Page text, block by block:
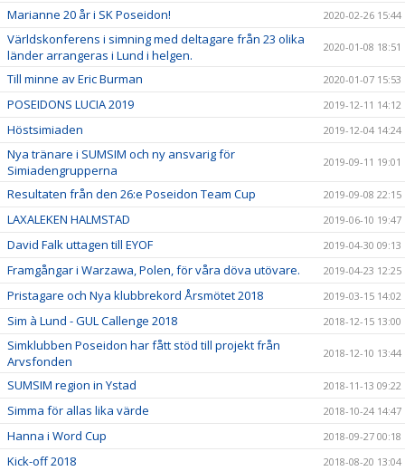
Marianne 20 år i SK Poseidon! 2020-02-26 15:44
Världskonferens i simning med deltagare från 23 olika
länder arrangeras i Lund i helgen.
2020-01-08 18:51
Till minne av Eric Burman 2020-01-07 15:53
POSEIDONS LUCIA 2019 2019-12-11 14:12
Höstsimiaden 2019-12-04 14:24
Nya tränare i SUMSIM och ny ansvarig för
Simiadengrupperna
2019-09-11 19:01
Resultaten från den 26:e Poseidon Team Cup 2019-09-08 22:15
LAXALEKEN HALMSTAD 2019-06-10 19:47
David Falk uttagen till EYOF 2019-04-30 09:13
Framgångar i Warzawa, Polen, för våra döva utövare. 2019-04-23 12:25
Pristagare och Nya klubbrekord Årsmötet 2018 2019-03-15 14:02
Sim à Lund - GUL Callenge 2018 2018-12-15 13:00
Simklubben Poseidon har fått stöd till projekt från
Arvsfonden
2018-12-10 13:44
SUMSIM region in Ystad 2018-11-13 09:22
Simma för allas lika värde 2018-10-24 14:47
Hanna i Word Cup 2018-09-27 00:18
Kick-off 2018 2018-08-20 13:04